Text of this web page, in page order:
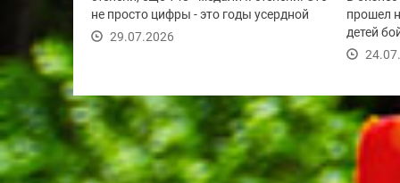
не просто цифры - это годы усердной
работы,...
29.07.2026
прошел
детей